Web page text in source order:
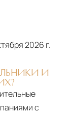
2026 г.
И
с